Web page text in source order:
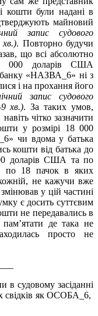
кошти були надані в
майновий
запис судового
хв.). Повторно будучи
що всі абсолютно
000 доларів США
банку «НАЗВА_6» ні з
і на прохання його
запис судового
хв.). За таких умов,
чітко зазначити
у розмірі 18 000
чи вдома у батька
кошти від батька до
доларів США та по
по 18 пачок в яких
не кажучи вже
у цій частині
є досить суттєвим
не передавались в
пам’ятати де така не
просто не
в судовому засіданні
свідків як ОСОБА_6,